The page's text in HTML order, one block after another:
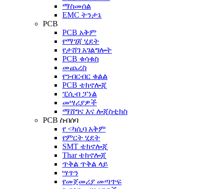
ማስመሰል
EMC ትንታኔ
PCB
PCB አቅም
የማገጃ ሂደት
የታሸገ አገልግሎት
PCB ቁሳቁስ
መጨረስ
የንብርብር ቁልል
PCB ቴክኖሎጂ
ፒሲብ ፓነል
መሣሪያዎች
ማሸግና እና ሎጂስቲክስ
PCB ስብሰባ
የ <ካሲባ አቅም
የምርት ሂደት
SMT ቴክኖሎጂ
Thar ቴክኖሎጂ
ጥቅል ጥቅል ላይ
ሣጥን
የመጀመሪያ መጣጥፍ